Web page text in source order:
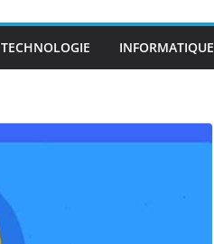
TECHNOLOGIE INFORMATIQUE